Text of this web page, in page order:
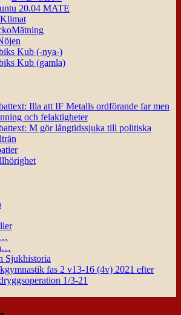
20.04 MATE
Kub (-nya-)
Kub (gamla)
Illa att IF Metalls ordförande far men
och felaktigheter
M gör långtidssjuka till politiska
Sjukhistoria
fas 2 v13-16 (4v) 2021 efter
1/3-21